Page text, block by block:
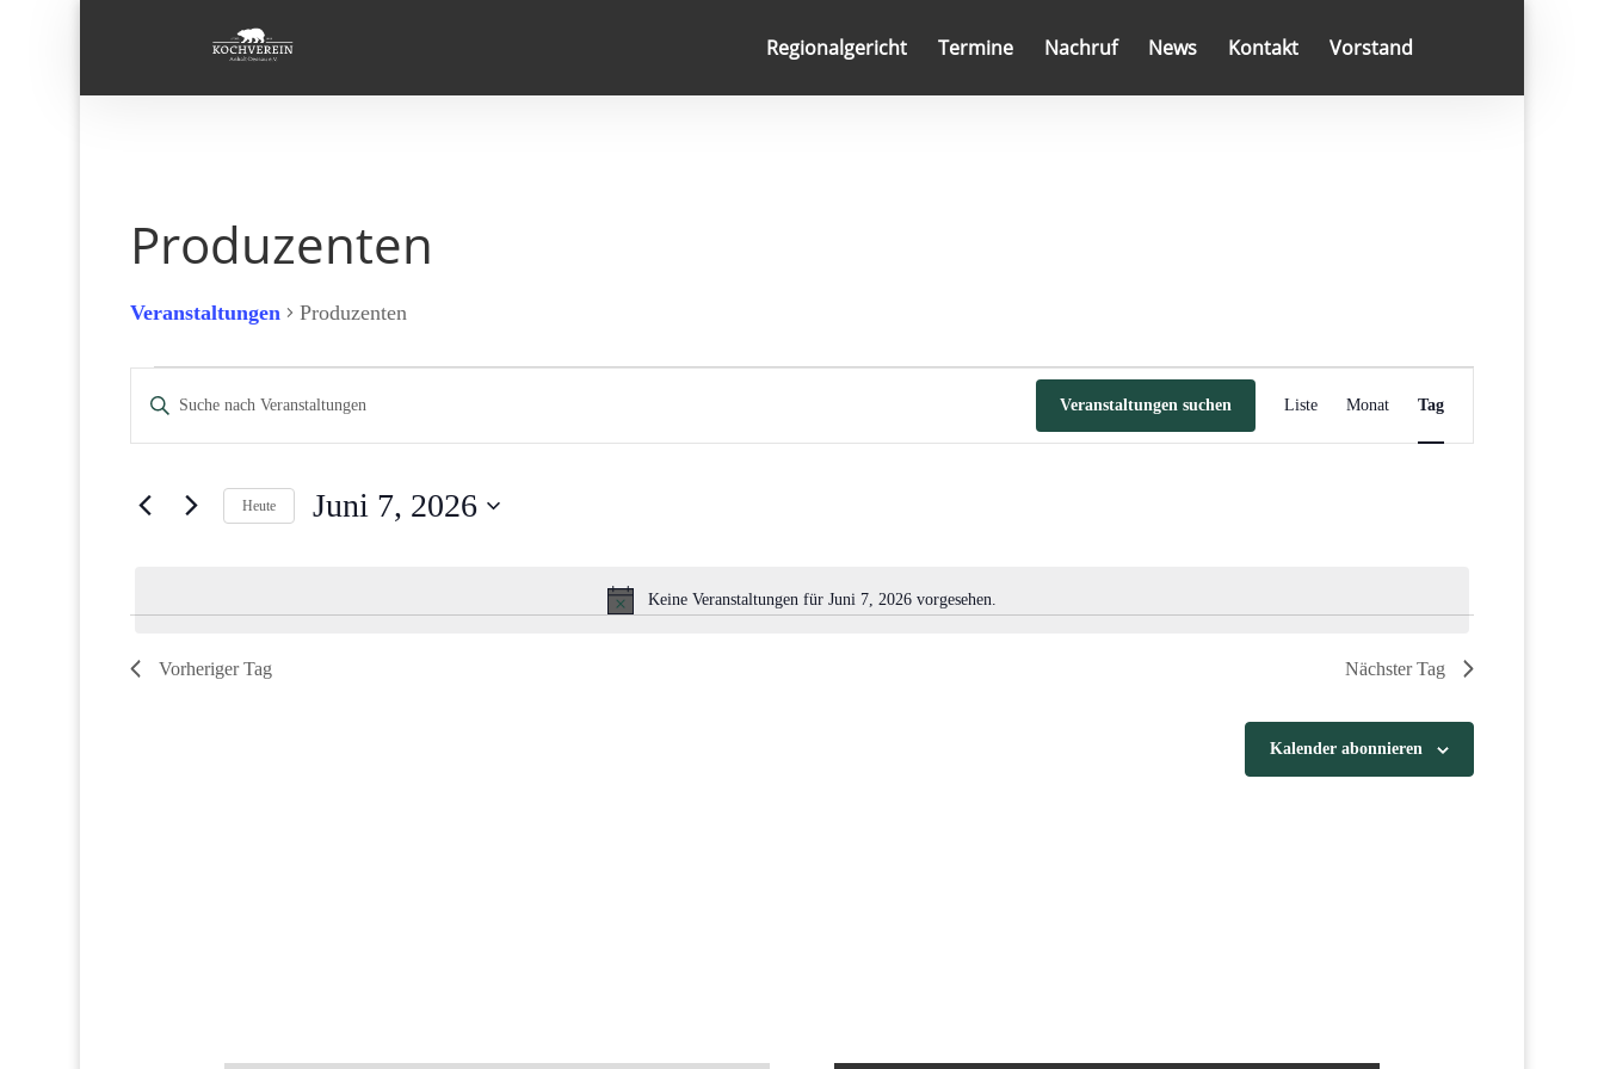
Regionalgericht Termine Nachruf News Kontakt Vorstand
Produzenten
Veranstaltungen Produzenten
Veranstaltungen
für
Juni
2026
Hinweis
Keine Veranstaltungen für Juni 7, 2026 vorgesehen.
Veranstaltungen
Suche
und
Navigation
Bitte
Suche
Veranstaltungen suchen
Veranstaltung
Ansichten-
Navigation
Liste Monat Tag
Heute Juni 7, 2026
Vorheriger Tag Nächster Tag
Kalender abonnieren